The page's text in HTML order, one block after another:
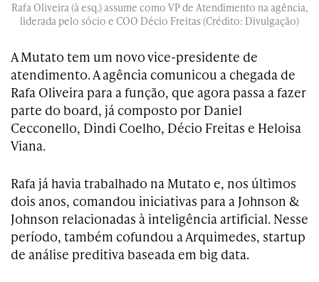
Rafa Oliveira (à esq.) assume como VP de Atendimento na agência,
liderada pelo sócio e COO Décio Freitas (Crédito: Divulgação)
A Mutato tem um novo vice-presidente de
atendimento. A agência comunicou a chegada de
Rafa Oliveira para a função, que agora passa a fazer
parte do board, já composto por Daniel
Cecconello, Dindi Coelho, Décio Freitas e Heloisa
Viana.
Rafa já havia trabalhado na Mutato e, nos últimos
dois anos, comandou iniciativas para a Johnson &
Johnson relacionadas à inteligência artificial. Nesse
período, também cofundou a Arquimedes, startup
de análise preditiva baseada em big data.